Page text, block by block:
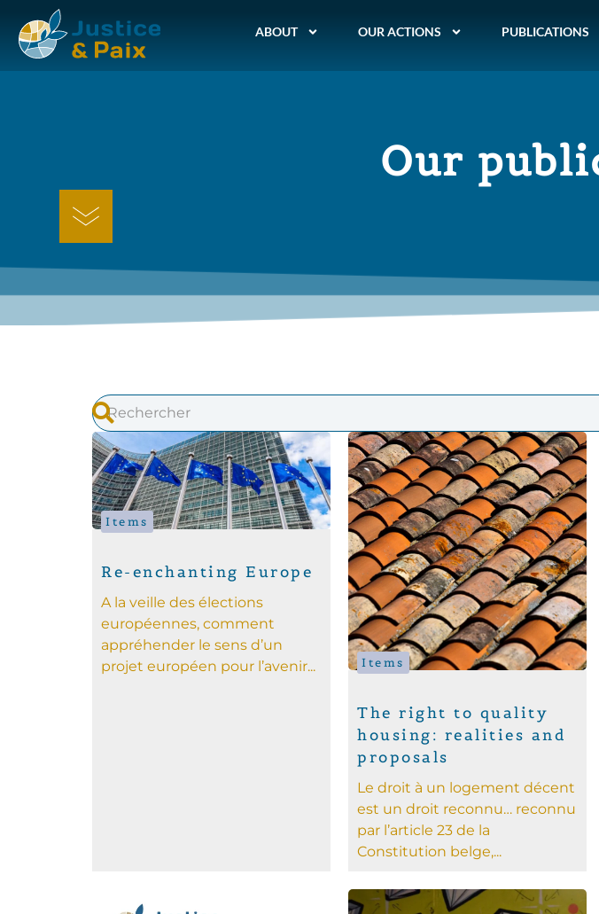
ABOUT OUR ACTIONS PUBLICATIONS
Our
Items
Re-enchanting Europe
A la veille des élections
européennes, comment
appréhender le sens d’un
projet européen pour l’avenir...
Items
The right to quality
housing: realities and
proposals
Le droit à un logement décent
est un droit reconnu… reconnu
par l’article 23 de la
Constitution belge,...